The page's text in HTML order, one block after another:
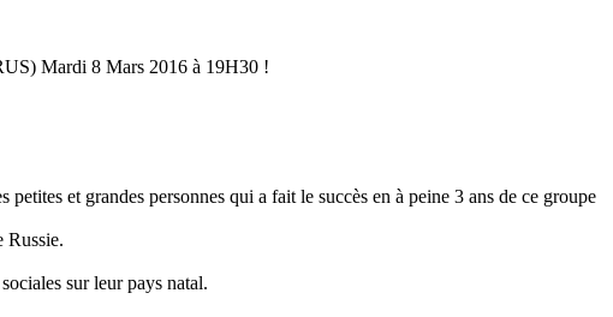
Mardi 8 Mars 2016 à 19H30 !
et grandes personnes qui a fait le succès en à peine 3 ans de ce groupe
Russie.
sur leur pays natal.